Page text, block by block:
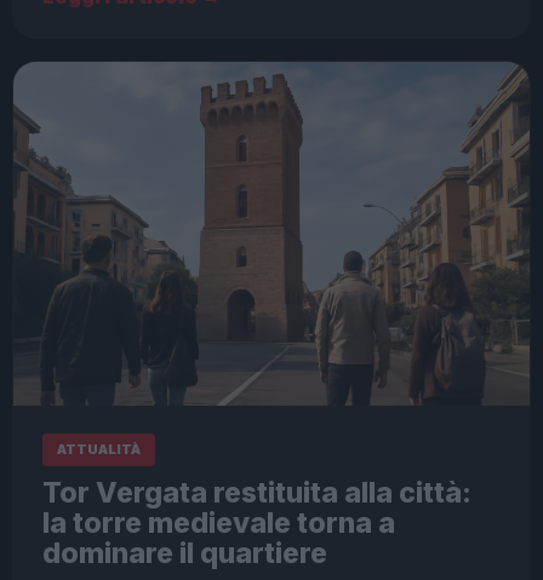
ATTUALITÀ
Tor Vergata restituita alla città:
la torre medievale torna a
dominare il quartiere